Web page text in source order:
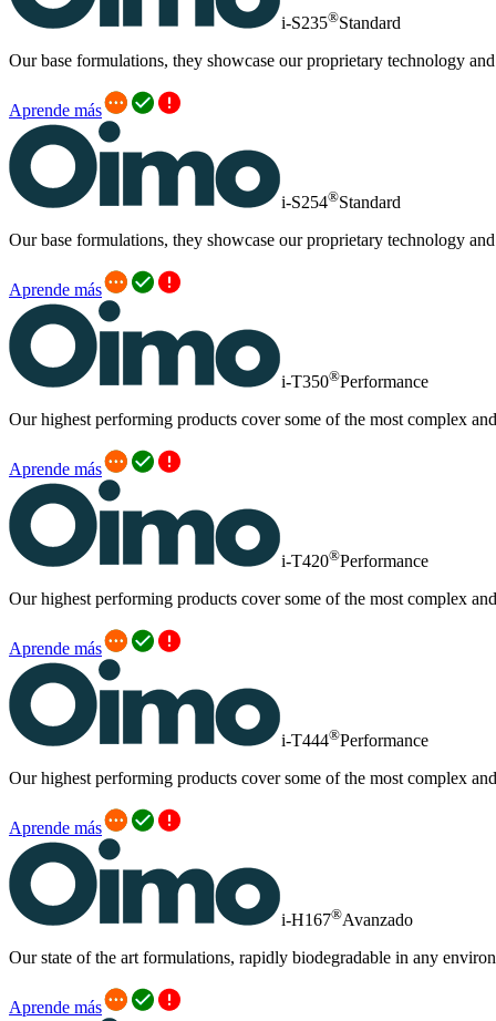
i-S235®Standard
Our base formulations, they showcase our proprietary technology
Aprende más
i-S254®Standard
Our base formulations, they showcase our proprietary technology
Aprende más
i-T350®Performance
Our highest performing products cover some of the most complex
Aprende más
i-T420®Performance
Our highest performing products cover some of the most complex
Aprende más
i-T444®Performance
Our highest performing products cover some of the most complex
Aprende más
i-H167®Avanzado
Our state of the art formulations, rapidly biodegradable in any
Aprende más